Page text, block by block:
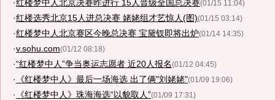
·红楼梦中人北京决赛昨进行 15人晋级全国总决赛(01/15 11:04)
·红楼选秀北京15人进总决赛 姥姥组才艺惊人(图)(01/15 03:14)
·红楼梦中人北京赛区今晚总决赛 宝黛钗即将出炉(01/14 14:35)
·v.sohu.com(01/12 08:18)
·“红楼梦中人”争当奥运志愿者 近20人报名(01/12 04:45)
· 《红楼梦中人》最后一场海选 出了俩"刘姥姥"(01/09 19:06)
· 《红楼梦中人》珠海海选“以貌取人”(01/09 17:31)